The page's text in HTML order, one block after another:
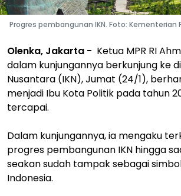
Progres pembangunan IKN. Foto: Kementerian
Olenka, Jakarta - Ketua MPR RI
dalam kunjungannya berkunjung ke
Nusantara (IKN), Jumat (24/1),
menjadi Ibu Kota Politik pada tahun
tercapai.
Dalam kunjungannya, ia mengaku
progres pembangunan IKN hingga
seakan sudah tampak sebagai
Indonesia.